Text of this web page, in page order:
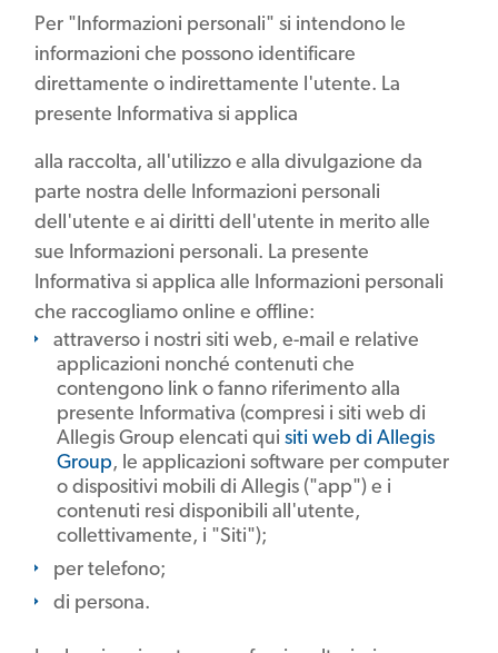
Per "Informazioni personali" si intendono le
informazioni che possono identificare
direttamente o indirettamente l'utente. La
presente Informativa si applica
alla raccolta, all'utilizzo e alla divulgazione da
parte nostra delle Informazioni personali
dell'utente e ai diritti dell'utente in merito alle
sue Informazioni personali. La presente
Informativa si applica alle Informazioni personali
che raccogliamo online e offline:
attraverso i nostri siti web, e-mail e relative
applicazioni nonché contenuti che
contengono link o fanno riferimento alla
presente Informativa (compresi i siti web di
Allegis Group elencati qui siti web di Allegis
Group, le applicazioni software per computer
o dispositivi mobili di Allegis ("app") e i
contenuti resi disponibili all'utente,
collettivamente, i "Siti");
per telefono;
di persona.